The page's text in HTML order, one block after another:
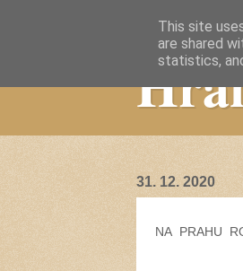
31. 12. 2020
NA PRAHU
This site
are shared
statistics,